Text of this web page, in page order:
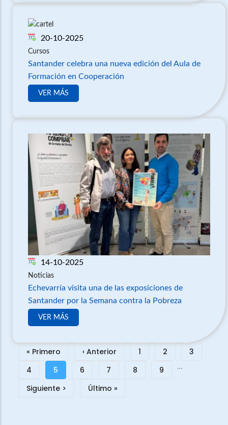
20-10-2025
Cursos
Santander celebra una nueva edición del Aula de
Formación en Cooperación
VER MÁS
14-10-2025
Noticias
Echevarría visita una de las exposiciones de
Santander por la Semana contra la Pobreza
VER MÁS
Paginación
Primera
página
« Primero
Página
anterior
‹ Anterior Página
1 Página
2 Página
3
Página
4
Página
actual
5 Página
6 Página
7 Página
8 Página
9 …
Siguiente
Siguiente >
Última
Último »